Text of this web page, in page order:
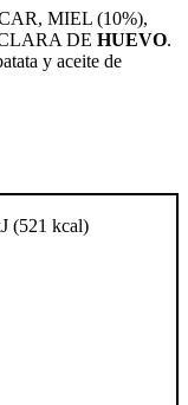
MIEL (10%),
DE HUEVO.
y aceite de
(521 kcal)